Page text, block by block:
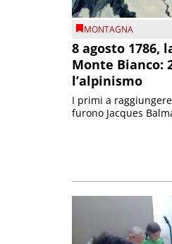
MONTAGNA
8 agosto 1786,
Monte Bianco:
l’alpinismo
I primi a
furono Jacques